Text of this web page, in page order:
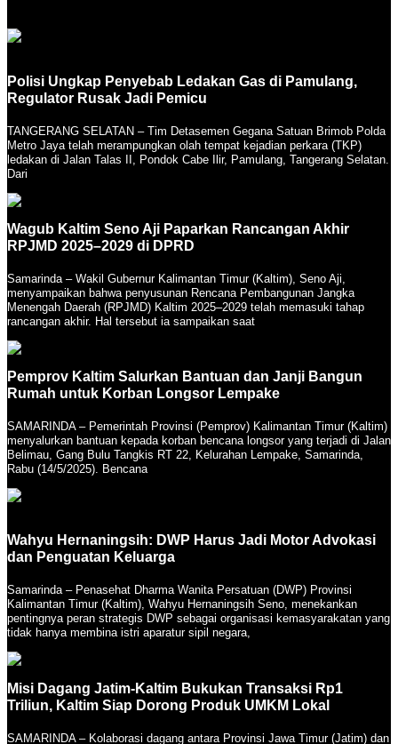
Polisi Ungkap Penyebab Ledakan Gas di Pamulang,
Regulator Rusak Jadi Pemicu
TANGERANG SELATAN – Tim Detasemen Gegana Satuan Brimob Polda
Metro Jaya telah merampungkan olah tempat kejadian perkara (TKP)
ledakan di Jalan Talas II, Pondok Cabe Ilir, Pamulang, Tangerang Selatan.
Dari
Wagub Kaltim Seno Aji Paparkan Rancangan Akhir
RPJMD 2025–2029 di DPRD
Samarinda – Wakil Gubernur Kalimantan Timur (Kaltim), Seno Aji,
menyampaikan bahwa penyusunan Rencana Pembangunan Jangka
Menengah Daerah (RPJMD) Kaltim 2025–2029 telah memasuki tahap
rancangan akhir. Hal tersebut ia sampaikan saat
Pemprov Kaltim Salurkan Bantuan dan Janji Bangun
Rumah untuk Korban Longsor Lempake
SAMARINDA – Pemerintah Provinsi (Pemprov) Kalimantan Timur (Kaltim)
menyalurkan bantuan kepada korban bencana longsor yang terjadi di Jalan
Belimau, Gang Bulu Tangkis RT 22, Kelurahan Lempake, Samarinda,
Rabu (14/5/2025). Bencana
Wahyu Hernaningsih: DWP Harus Jadi Motor Advokasi
dan Penguatan Keluarga
Samarinda – Penasehat Dharma Wanita Persatuan (DWP) Provinsi
Kalimantan Timur (Kaltim), Wahyu Hernaningsih Seno, menekankan
pentingnya peran strategis DWP sebagai organisasi kemasyarakatan yang
tidak hanya membina istri aparatur sipil negara,
Misi Dagang Jatim-Kaltim Bukukan Transaksi Rp1
Triliun, Kaltim Siap Dorong Produk UMKM Lokal
SAMARINDA – Kolaborasi dagang antara Provinsi Jawa Timur (Jatim) dan